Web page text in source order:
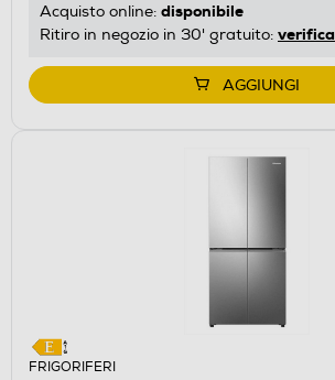
Acquisto online: disponibile
Ritiro in negozio in 30' gratuito: verifica
AGGIUNGI
FRIGORIFERI